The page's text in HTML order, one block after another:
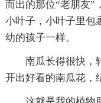
而出的那位“老朋友”
小叶子，小叶子里包
幼的孩子一样。
南瓜长得很快，
开出好看的南瓜花，